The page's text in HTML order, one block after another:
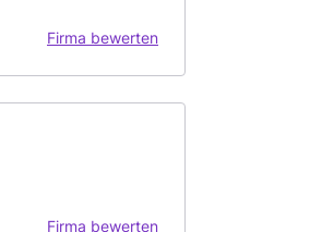
Firma bewerten
Firma bewerten